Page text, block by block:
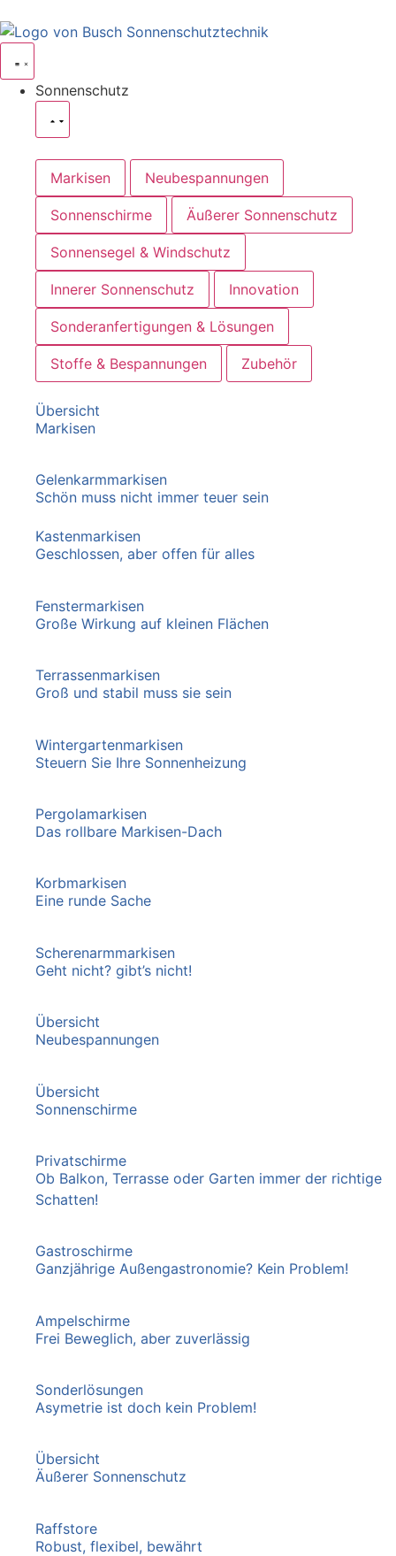
Sonnenschutz
Markisen Neubespannungen
Sonnenschirme Äußerer Sonnenschutz
Sonnensegel & Windschutz
Innerer Sonnenschutz Innovation
Sonderanfertigungen & Lösungen
Stoffe & Bespannungen Zubehör
Übersicht
Markisen
Gelenkarmmarkisen
Schön muss nicht immer teuer sein
Kastenmarkisen
Geschlossen, aber offen für alles
Fenstermarkisen
Große Wirkung auf kleinen Flächen
Terrassenmarkisen
Groß und stabil muss sie sein
Wintergartenmarkisen
Steuern Sie Ihre Sonnenheizung
Pergolamarkisen
Das rollbare Markisen-Dach
Korbmarkisen
Eine runde Sache
Scherenarmmarkisen
Geht nicht? gibt’s nicht!
Übersicht
Neubespannungen
Übersicht
Sonnenschirme
Privatschirme
Ob Balkon, Terrasse oder Garten immer der richtige
Schatten!
Gastroschirme
Ganzjährige Außengastronomie? Kein Problem!
Ampelschirme
Frei Beweglich, aber zuverlässig
Sonderlösungen
Asymetrie ist doch kein Problem!
Übersicht
Äußerer Sonnenschutz
Raffstore
Robust, flexibel, bewährt